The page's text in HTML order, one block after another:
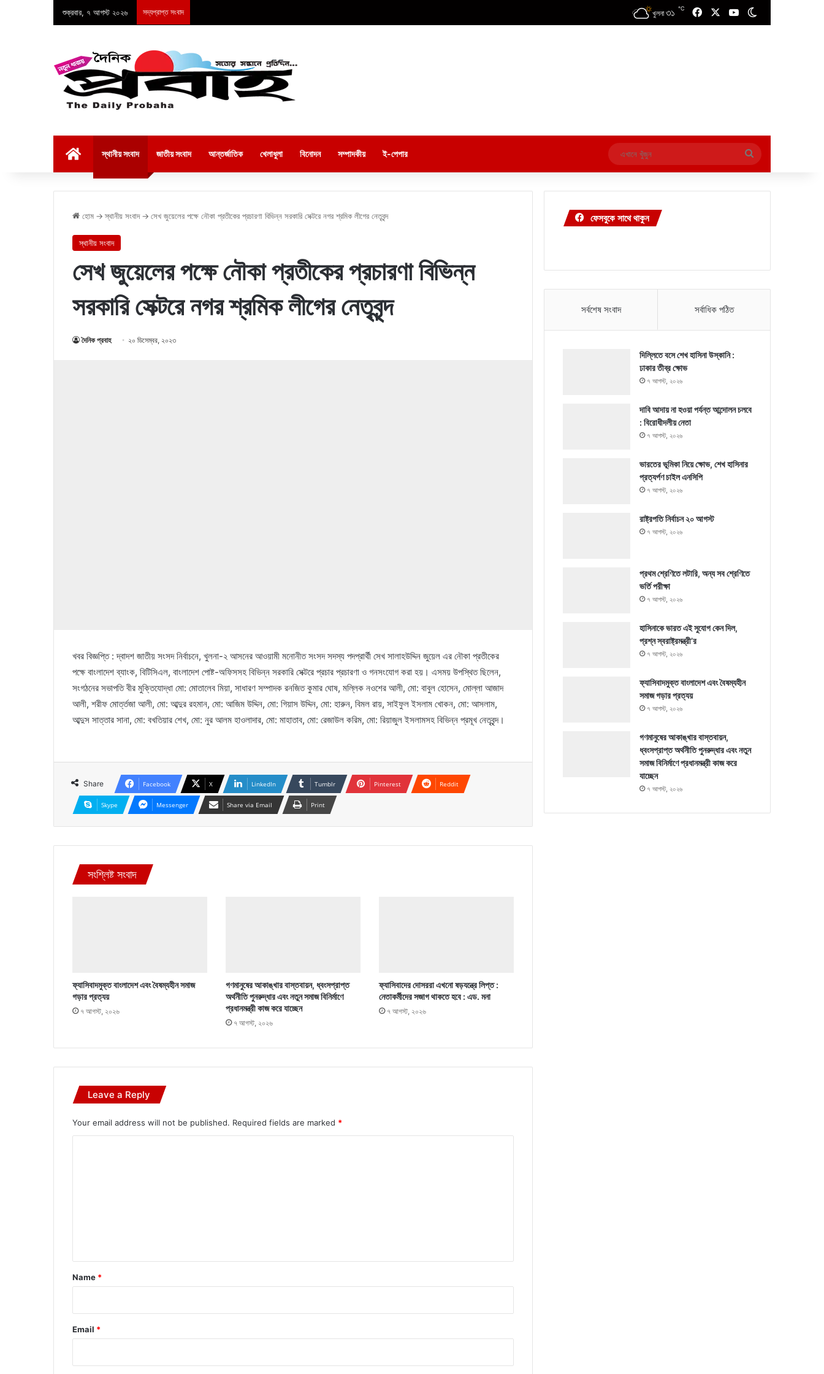
শুক্রবার, ৭ আগস্ট ২০২৬ সদ্যপ্রাপ্ত সংবাদ খুলনা ৩১ ℃ FacebookYouTube
স্থানীয় সংবাদ জাতীয় সংবাদ আন্তর্জাতিক খেলাধুলা বিনোদন সম্পাদকীয় ই-পেপার
এখানে
খুঁজুন
হোম → স্থানীয় সংবাদ → সেখ জুয়েলের পক্ষে নৌকা প্রতীকের প্রচারণা বিভিন্ন সরকারি সেক্টরে নগর শ্রমিক লীগের নেতৃবৃন্দ
স্থানীয় সংবাদ
সেখ জুয়েলের পক্ষে নৌকা প্রতীকের প্রচারণা বিভিন্ন
সরকারি সেক্টরে নগর শ্রমিক লীগের নেতৃবৃন্দ
দৈনিক প্রবাহ ২০ ডিসেম্বর, ২০২৩
খবর বিজ্ঞপ্তি : দ্বাদশ জাতীয় সংসদ নির্বাচনে, খুলনা-২ আসনের আওয়ামী মনোনীত সংসদ সদস্য পদপ্রার্থী সেখ সালাহউদ্দিন জুয়েল এর নৌকা প্রতীকের
পক্ষে বাংলাদেশ ব্যাংক, বিটিসিএল, বাংলাদেশ পোষ্ট-অফিসসহ বিভিন্ন সরকারি সেক্টরে প্রচার প্রচারণা ও গনসংযোগ করা হয়। এসময় উপস্থিত ছিলেন,
সংগঠনের সভাপতি বীর মুক্তিযোদ্ধা মো: মোতালেব মিয়া, সাধারণ সম্পাদক রনজিত কুমার ঘোষ, মল্লিক নওশের আলী, মো: বাবুল হোসেন, মোল্লা আজাদ
আলী, শরীফ মোর্ত্তজা আলী, মো: আব্দুর রহমান, মো: আজিম উদ্দিন, মো: গিয়াস উদ্দিন, মো: হারুন, বিমল রায়, সাইফুল ইসলাম খোকন, মো: আসলাম,
আব্দুস সাত্তার সানা, মো: বখতিয়ার শেখ, মো: নুর আলম হাওলাদার, মো: মাহাতাব, মো: রেজাউল করিম, মো: রিয়াজুল ইসলামসহ বিভিন্ন প্রমূখ নেতৃবৃন্দ।
Share Facebook X LinkedIn Tumblr Pinterest Reddit
Skype Messenger Share via Email Print
সংশ্লিষ্ট সংবাদ
ফ্যাসিবাদমুক্ত বাংলাদেশ এবং বৈষম্যহীন সমাজ
গড়ার প্রত্যয়
৭ আগস্ট, ২০২৬
গণমানুষের আকাঙ্খার বাস্তবায়ন, ধ্বংসপ্রাপ্ত
অর্থনীতি পুনরুদ্ধার এবং নতুন সমাজ বিনির্মাণে
প্রধানমন্ত্রী কাজ করে যাচ্ছেন
৭ আগস্ট, ২০২৬
ফ্যাসিবাদের দোসররা এখনো ষড়যন্ত্রে লিপ্ত :
নেতাকর্মীদের সজাগ থাকতে হবে : এড. মনা
৭ আগস্ট, ২০২৬
Leave a Reply
Your email address will not be published. Required fields are marked *
*
Name *
Email *
ফেসবুকে সাথে থাকুন
সর্বশেষ সংবাদ সর্বাধিক পঠিত
দিল্লিতে বসে শেখ হাসিনা উস্কানি :
ঢাকার তীব্র ক্ষোভ
৭ আগস্ট, ২০২৬
দাবি আদায় না হওয়া পর্যন্ত আন্দোলন চলবে
: বিরোধীদলীয় নেতা
৭ আগস্ট, ২০২৬
ভারতের ভূমিকা নিয়ে ক্ষোভ, শেখ হাসিনার
প্রত্যর্পণ চাইল এনসিপি
৭ আগস্ট, ২০২৬
রাষ্ট্রপতি নির্বাচন ২০ আগস্ট
৭ আগস্ট, ২০২৬
প্রথম শ্রেণিতে লটারি, অন্য সব শ্রেণিতে
ভর্তি পরীক্ষা
৭ আগস্ট, ২০২৬
হাসিনাকে ভারত এই সুযোগ কেন দিল,
প্রশ্ন স্বরাষ্ট্রমন্ত্রী’র
৭ আগস্ট, ২০২৬
ফ্যাসিবাদমুক্ত বাংলাদেশ এবং বৈষম্যহীন
সমাজ গড়ার প্রত্যয়
৭ আগস্ট, ২০২৬
গণমানুষের আকাঙ্খার বাস্তবায়ন,
ধ্বংসপ্রাপ্ত অর্থনীতি পুনরুদ্ধার এবং নতুন
সমাজ বিনির্মাণে প্রধানমন্ত্রী কাজ করে
যাচ্ছেন
৭ আগস্ট, ২০২৬